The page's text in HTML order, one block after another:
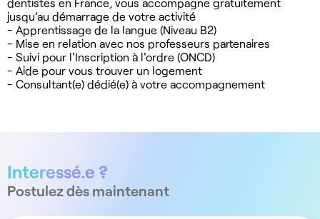
jusqu’au démarrage de votre activité
- Apprentissage de la langue (Niveau B2)
- Mise en relation avec nos professeurs partenaires
- Suivi pour l'Inscription à l'ordre (ONCD)
- Aide pour vous trouver un logement
- Consultant(e) dédié(e) à votre accompagnement
Interessé.e ?
Postulez dès maintenant